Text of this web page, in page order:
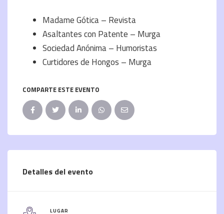
Madame Gótica – Revista
Asaltantes con Patente – Murga
Sociedad Anónima – Humoristas
Curtidores de Hongos – Murga
COMPARTE ESTE EVENTO
Detalles del evento
LUGAR